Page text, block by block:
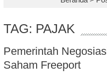
TAG: PAJAK
Pemerintah
Saham Freeport